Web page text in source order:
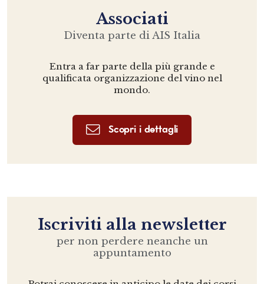
Associati
Diventa parte di AIS Italia
Entra a far parte della più grande e
qualificata organizzazione del vino nel
mondo.
Scopri i dettagli
Iscriviti alla newsletter
per non perdere neanche un
appuntamento